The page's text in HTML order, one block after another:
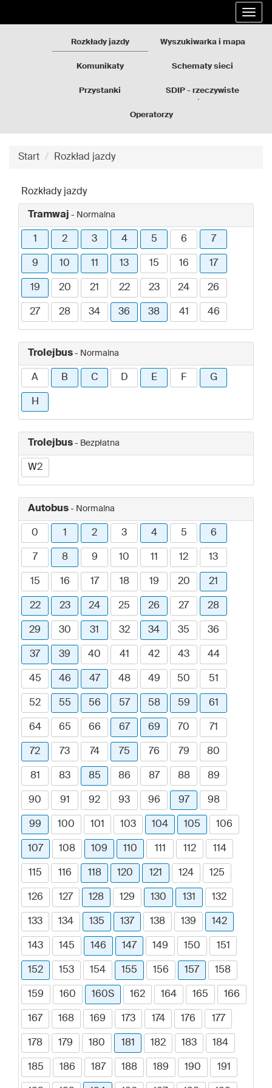
Rozkłady jazdy Wyszukiwarka i mapa
Komunikaty Schematy sieci
Przystanki
SDIP - rzeczywiste
Operatorzy
Start Rozkład jazdy
Rozkłady jazdy
Tramwaj - Normalna
1 2 3 4 5 6 7
9 10 11 13 15 16 17
19 20 21 22 23 24 26
27 28 34 36 38 41 46
Trolejbus - Normalna
A B C D E F G
H
Trolejbus - Bezpłatna
W2
Autobus - Normalna
0 1 2 3 4 5 6
7 8 9 10 11 12 13
15 16 17 18 19 20 21
22 23 24 25 26 27 28
29 30 31 32 34 35 36
37 39 40 41 42 43 44
45 46 47 48 49 50 51
52 55 56 57 58 59 61
64 65 66 67 69 70 71
72 73 74 75 76 79 80
81 83 85 86 87 88 89
90 91 92 93 96 97 98
99 100 101 103 104 105 106
107 108 109 110 111 112 114
115 116 118 120 121 124 125
126 127 128 129 130 131 132
133 134 135 137 138 139 142
143 145 146 147 149 150 151
152 153 154 155 156 157 158
159 160 160S 162 164 165 166
167 168 169 173 174 176 177
178 179 180 181 182 183 184
185 186 187 188 189 190 191